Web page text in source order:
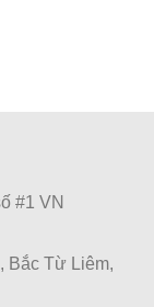
#1 VN
Bắc Từ Liêm,